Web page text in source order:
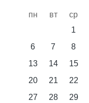
пн вт ср
1
6
7 8
13
14 15
20
21 22
27
28 29